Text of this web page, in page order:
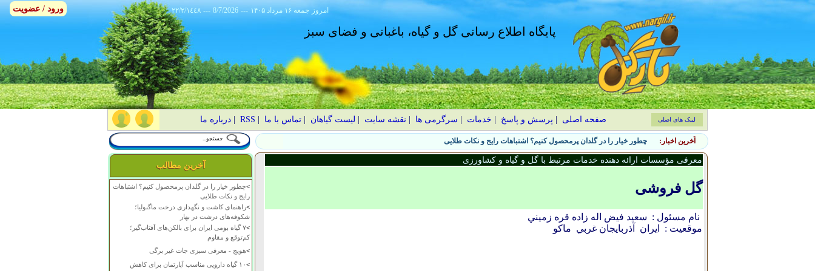
٢٢/٢/١٤٤٨ --- 8/7/2026 --- ۱۴۰۵ جمعه ۱۶ مرداد امروز
پایگاه اطلاع رسانی گل و گیاه، باغبانی و فضای سبز
صفحه اصلی پرسش و پاسخ خدمات سرگرمی ها نقشه سایت لیست گیاهان |تماس با ما RSS
|درباره ما لینک های اصلی
آخرین اخبار: چطور خیار را در گلدان پرمحصول کنیم؟ اشتباهات رایج و نکات طلایی
آخرین مطالب
>چطور خیار را در گلدان پرمحصول کنیم؟ اشتباهات
رایج و نکات طلایی
>راهنمای کاشت و نگهداری درخت ماگنولیا؛
شکوفه‌های درشت در بهار
>
۷ گیاه بومی ایران برای بالکن‌های آفتاب‌گیر؛
کم‌توقع و مقاوم
>هویج - معرفی سبزی جات غیر برگی
>
۱۰ گیاه دارویی مناسب آپارتمان برای کاهش
معرفی مؤسسات ارائه دهنده خدمات مرتبط با گل و گیاه و کشاورزی
گل فروشی
نام مسئول : سعيد فيض اله زاده قره زميني
موقعیت :
ایران آذربايجان غربي ماکو
ورود / عضویت